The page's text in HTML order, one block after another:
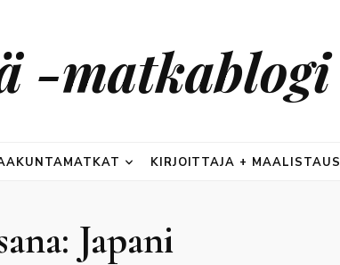
-matkablogi
KIRJOITTAJA + MAALISTAUS
Japani